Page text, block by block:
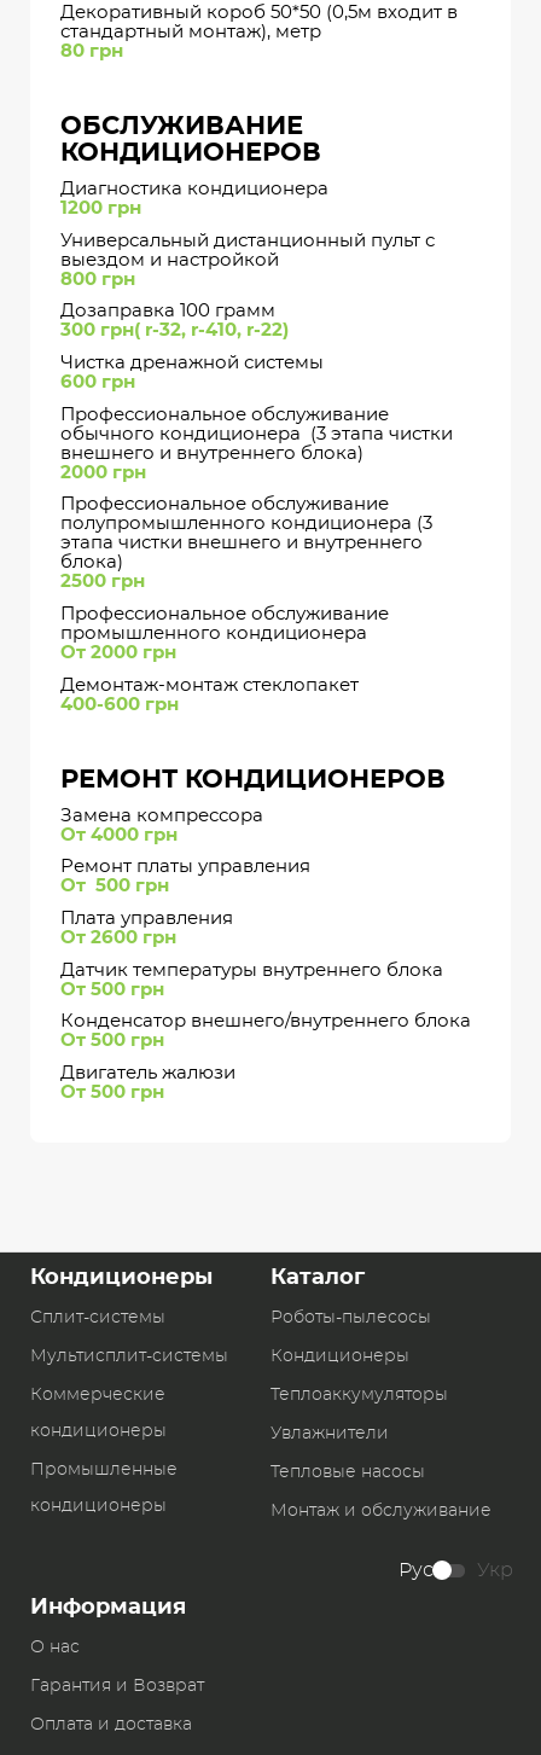
Декоративный короб 50*50 (0,5м входит в
стандартный монтаж), метр
80 грн
ОБСЛУЖИВАНИЕ
КОНДИЦИОНЕРОВ
Диагностика кондиционера
1200 грн
Универсальный дистанционный пульт с
выездом и настройкой
800 грн
Дозаправка 100 грамм
300 грн( r-32, r-410, r-22)
Чистка дренажной системы
600 грн
Профессиональное обслуживание
обычного кондиционера (3 этапа чистки
внешнего и внутреннего блока)
2000 грн
Профессиональное обслуживание
полупромышленного кондиционера (3
этапа чистки внешнего и внутреннего
блока)
2500 грн
Профессиональное обслуживание
промышленного кондиционера
От 2000 грн
Демонтаж-монтаж стеклопакет
400-600 грн
РЕМОНТ КОНДИЦИОНЕРОВ
Замена компрессора
От 4000 грн
Ремонт платы управления
От 500 грн
Плата управления
От 2600 грн
Датчик температуры внутреннего блока
От 500 грн
Конденсатор внешнего/внутреннего блока
От 500 грн
Двигатель жалюзи
От 500 грн
Кондиционеры
Сплит-системы
Мультисплит-системы
Коммерческие
кондиционеры
Промышленные
кондиционеры
Каталог
Роботы-пылесосы
Кондиционеры
Теплоаккумуляторы
Увлажнители
Тепловые насосы
Монтаж и обслуживание
Информация
О нас
Гарантия и Возврат
Оплата и доставка
Рус Укр